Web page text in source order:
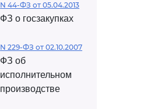
N 44-ФЗ от 05.04.2013
ФЗ о госзакупках
N 229-ФЗ от 02.10.2007
ФЗ об
исполнительном
производстве